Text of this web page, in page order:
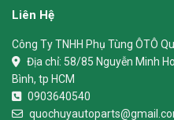
Liên Hệ
Công Ty TNHH Phụ Tùng ÔTÔ
Địa chỉ: 58/85 Nguyễn Minh
Bình, tp HCM
0903640540